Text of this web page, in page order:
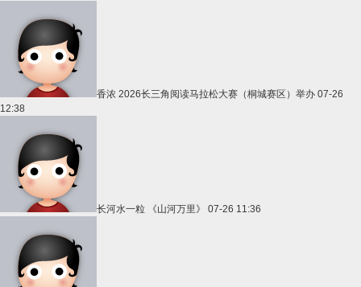
香浓 2026长三角阅读马拉松大赛（桐城赛区）举办 07-26
12:38
长河水一粒 《山河万里》 07-26 11:36